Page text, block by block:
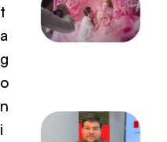
t
a
g
o
n
i